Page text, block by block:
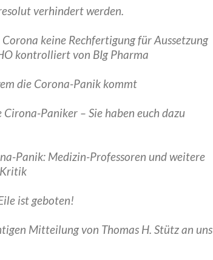
verhindert werden.
keine Rechfertigung für Aussetzung
kontrolliert von BIg Pharma
die Corona-Panik kommt
Paniker – Sie haben euch dazu
Panik: Medizin-Professoren und weitere
ist geboten!
Mitteilung von Thomas H. Stütz an uns